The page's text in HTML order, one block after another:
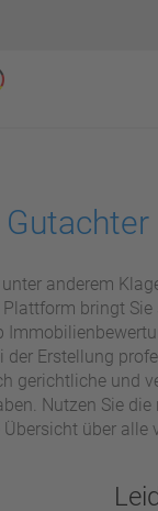
Gutachter
anderem
bringt
der Erstellung
gerichtliche und
Nutzen Sie
über